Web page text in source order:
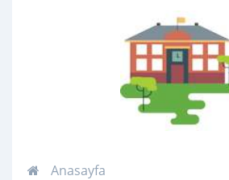
Anasayfa